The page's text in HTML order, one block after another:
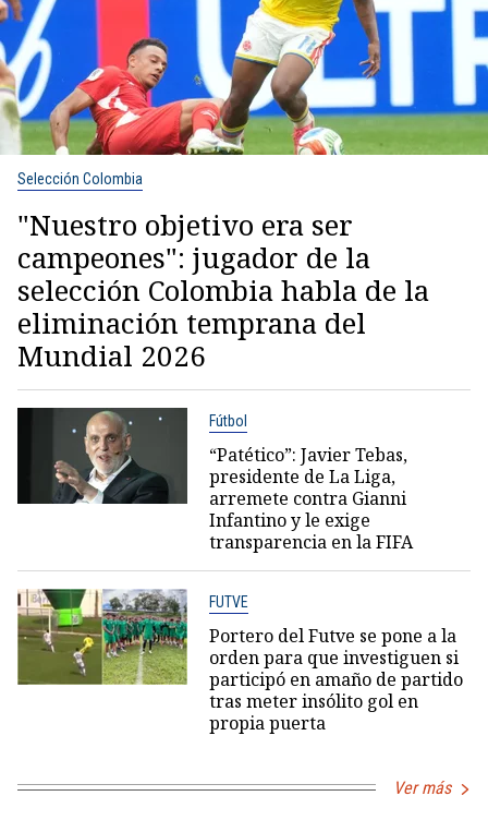
Selección Colombia
"Nuestro objetivo era ser
campeones": jugador de la
selección Colombia habla de la
eliminación temprana del
Mundial 2026
Fútbol
“Patético”: Javier Tebas,
presidente de La Liga,
arremete contra Gianni
Infantino y le exige
transparencia en la FIFA
FUTVE
Portero del Futve se pone a la
orden para que investiguen si
participó en amaño de partido
tras meter insólito gol en
propia puerta
Ver más